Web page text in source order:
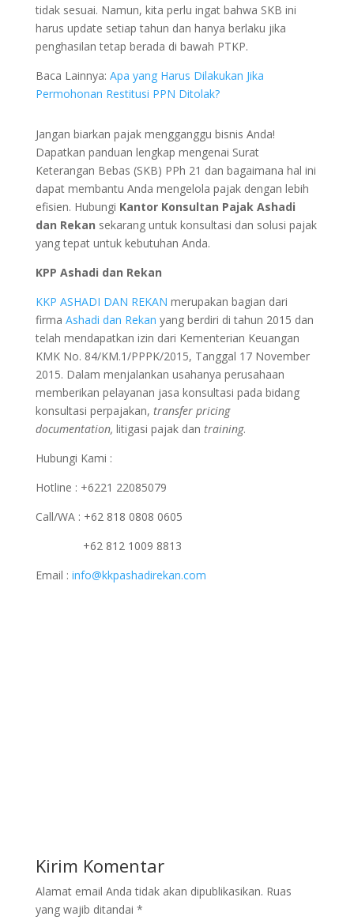
tidak sesuai. Namun, kita perlu ingat bahwa SKB ini
harus update setiap tahun dan hanya berlaku jika
penghasilan tetap berada di bawah PTKP.
Baca Lainnya: Apa yang Harus Dilakukan Jika
Permohonan Restitusi PPN Ditolak?
Jangan biarkan pajak mengganggu bisnis Anda!
Dapatkan panduan lengkap mengenai Surat
Keterangan Bebas (SKB) PPh 21 dan bagaimana hal ini
dapat membantu Anda mengelola pajak dengan lebih
efisien. Hubungi Kantor Konsultan Pajak Ashadi
dan Rekan sekarang untuk konsultasi dan solusi pajak
yang tepat untuk kebutuhan Anda.
KPP Ashadi dan Rekan
KKP ASHADI DAN REKAN merupakan bagian dari
firma Ashadi dan Rekan yang berdiri di tahun 2015 dan
telah mendapatkan izin dari Kementerian Keuangan
KMK No. 84/KM.1/PPPK/2015, Tanggal 17 November
2015. Dalam menjalankan usahanya perusahaan
memberikan pelayanan jasa konsultasi pada bidang
konsultasi perpajakan, transfer pricing
documentation, litigasi pajak dan training.
Hubungi Kami :
Hotline : +6221 22085079
Call/WA : +62 818 0808 0605
+62 812 1009 8813
Email : info@kkpashadirekan.com
Kirim Komentar
Alamat email Anda tidak akan dipublikasikan. Ruas
yang wajib ditandai *